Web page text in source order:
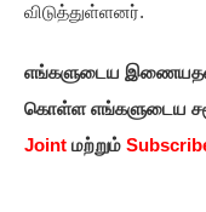
விடுத்துள்ளனர்.
எங்களுடைய இணையதள
கொள்ளஎங்களுடைய
Joint மற்றும்